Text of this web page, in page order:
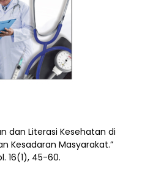
dan Literasi Kesehatan di
Kesadaran Masyarakat.”
16(1), 45-60.